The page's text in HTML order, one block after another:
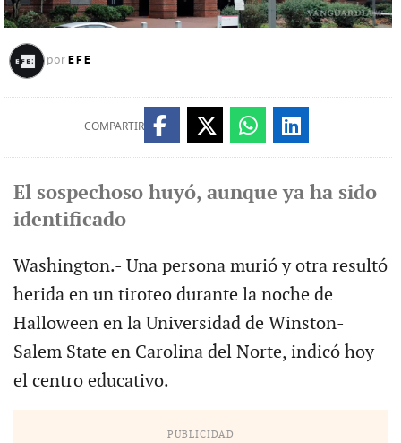
por EFE
COMPARTIR
El sospechoso huyó, aunque ya ha sido
identificado
Washington.- Una persona murió y otra resultó
herida en un tiroteo durante la noche de
Halloween en la Universidad de Winston-
Salem State en Carolina del Norte, indicó hoy
el centro educativo.
PUBLICIDAD